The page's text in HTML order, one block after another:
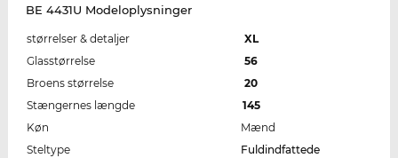
BE 4431U Modeloplysninger
størrelser & detaljer
XL
Glasstørrelse
56
Broens størrelse
20
Stængernes længde
145
Køn
Mænd
Steltype
Fuldindfattede